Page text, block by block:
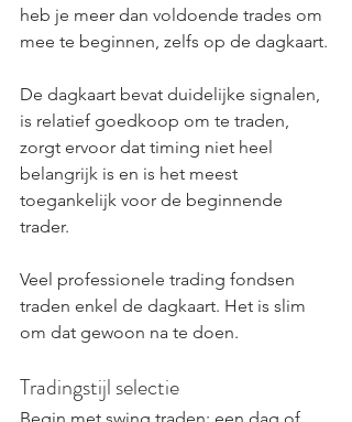
heb je meer dan voldoende trades om
mee te beginnen, zelfs op de dagkaart.
De dagkaart bevat duidelijke signalen,
is relatief goedkoop om te traden,
zorgt ervoor dat timing niet heel
belangrijk is en is het meest
toegankelijk voor de beginnende
trader.
Veel professionele trading fondsen
traden enkel de dagkaart. Het is slim
om dat gewoon na te doen.
Tradingstijl selectie